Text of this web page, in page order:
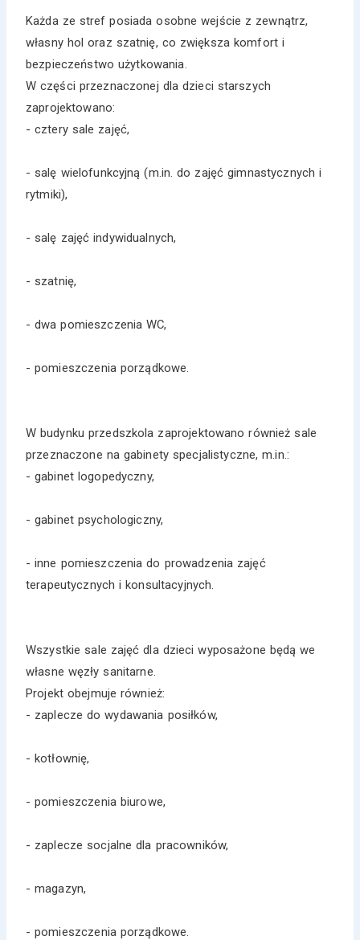
Każda ze stref posiada osobne wejście z zewnątrz,
własny hol oraz szatnię, co zwiększa komfort i
bezpieczeństwo użytkowania.
W części przeznaczonej dla dzieci starszych
zaprojektowano:
- cztery sale zajęć,
- salę wielofunkcyjną (m.in. do zajęć gimnastycznych i
rytmiki),
- salę zajęć indywidualnych,
- szatnię,
- dwa pomieszczenia WC,
- pomieszczenia porządkowe.
W budynku przedszkola zaprojektowano również sale
przeznaczone na gabinety specjalistyczne, m.in.:
- gabinet logopedyczny,
- gabinet psychologiczny,
- inne pomieszczenia do prowadzenia zajęć
terapeutycznych i konsultacyjnych.
Wszystkie sale zajęć dla dzieci wyposażone będą we
własne węzły sanitarne.
Projekt obejmuje również:
- zaplecze do wydawania posiłków,
- kotłownię,
- pomieszczenia biurowe,
- zaplecze socjalne dla pracowników,
- magazyn,
- pomieszczenia porządkowe.